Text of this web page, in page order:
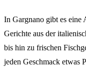
In Gargnano gibt es eine
Gerichte aus der
bis hin zu frischen
jeden Geschmack etwas